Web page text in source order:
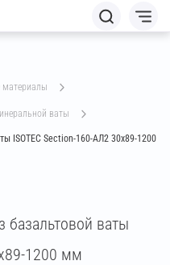
материалы
ваты
ISOTEC Section-160-АЛ2 30х89-1200
базальтовой ваты
1200 мм